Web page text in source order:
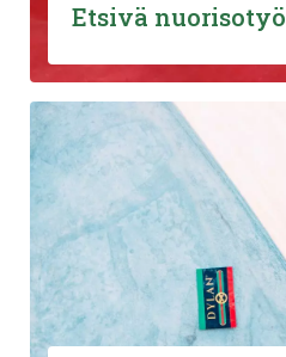
Etsivä nuorisotyö